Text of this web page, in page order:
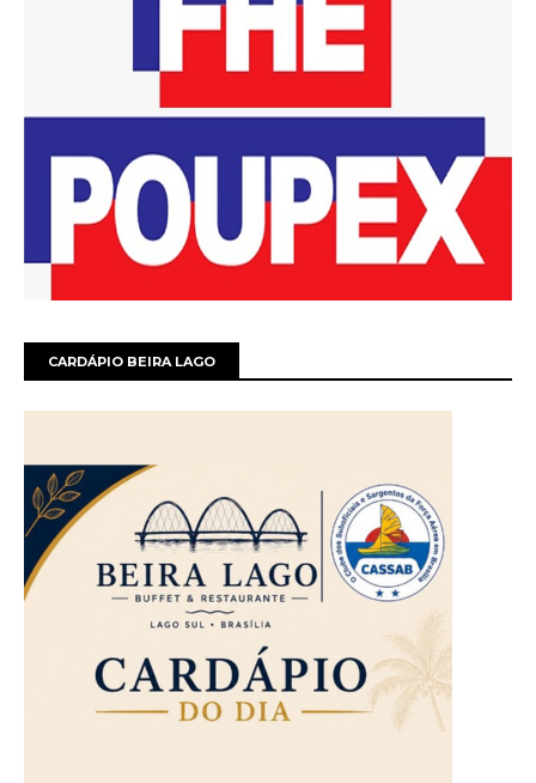
CARDÁPIO BEIRA LAGO